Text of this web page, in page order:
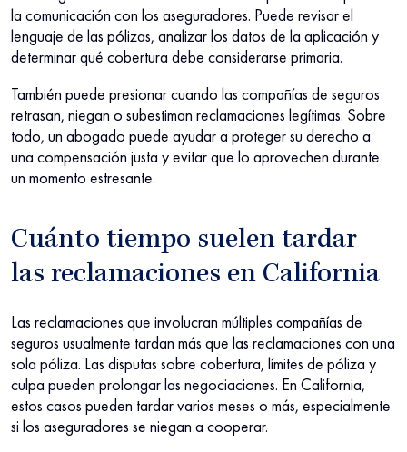
la comunicación con los aseguradores. Puede revisar el
lenguaje de las pólizas, analizar los datos de la aplicación y
determinar qué cobertura debe considerarse primaria.
También puede presionar cuando las compañías de seguros
retrasan, niegan o subestiman reclamaciones legítimas. Sobre
todo, un abogado puede ayudar a proteger su derecho a
una compensación justa y evitar que lo aprovechen durante
un momento estresante.
Cuánto tiempo suelen tardar
las reclamaciones en California
Las reclamaciones que involucran múltiples compañías de
seguros usualmente tardan más que las reclamaciones con una
sola póliza. Las disputas sobre cobertura, límites de póliza y
culpa pueden prolongar las negociaciones. En California,
estos casos pueden tardar varios meses o más, especialmente
si los aseguradores se niegan a cooperar.